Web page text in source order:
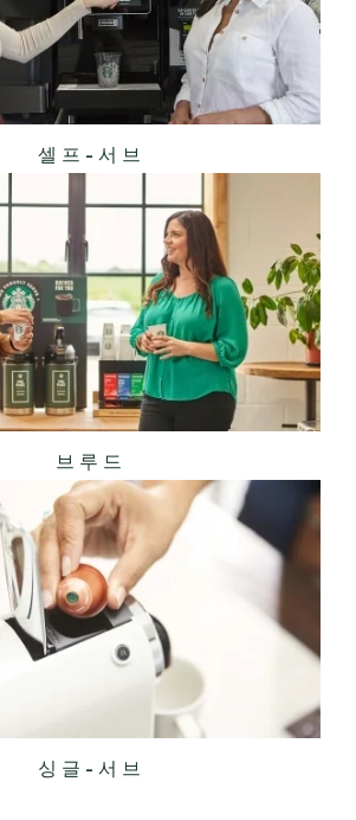
셀프-서브
브루드
싱글-서브